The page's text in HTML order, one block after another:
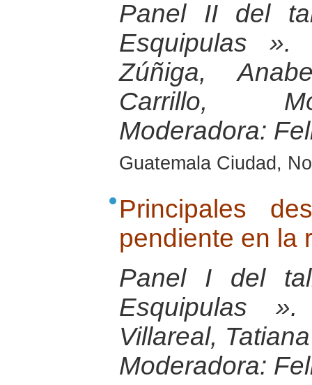
Panel II del
Esquipulas ».
Zúñiga,
Carrillo,
Moderadora:
Guatemala Ciudad,
Principales
pendiente en la
Panel I del
Esquipulas
Villareal,
Moderadora: